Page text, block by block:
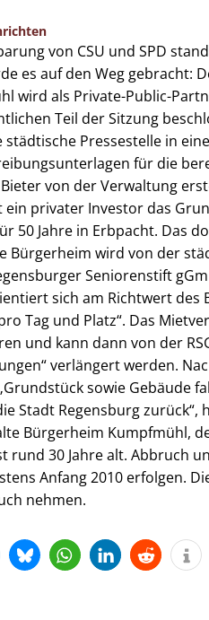
von CSU und SPD
es auf den Weg gebracht:
wird als Private-Public-
Teil der Sitzung
städtische Pressestelle in
für die
von der Verwaltung
ein privater Investor das
50 Jahre in Erbpacht. Das
Bürgerheim wird von der
Seniorenstift
sich am Richtwert des
Tag und Platz“. Das
und kann dann von der
verlängert werden.
sowie Gebäude
Stadt Regensburg zurück“,
Bürgerheim Kumpfmühl,
rund 30 Jahre alt. Abbruch
Anfang 2010 erfolgen.
nehmen.